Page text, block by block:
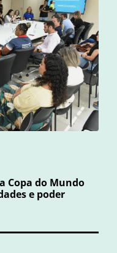
Copa do Mundo
e poder